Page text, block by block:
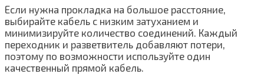
Если нужна прокладка на большое расстояние,
выбирайте кабель с низким затуханием и
минимизируйте количество соединений. Каждый
переходник и разветвитель добавляют потери,
поэтому по возможности используйте один
качественный прямой кабель.